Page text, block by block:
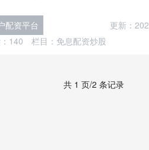
配资平台 更新：
140 栏目： 免息配资炒股
共 1 页/2 条记录